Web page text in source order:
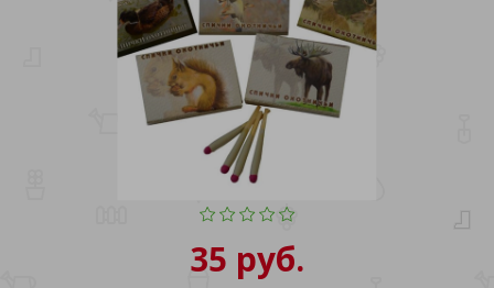
35 руб.